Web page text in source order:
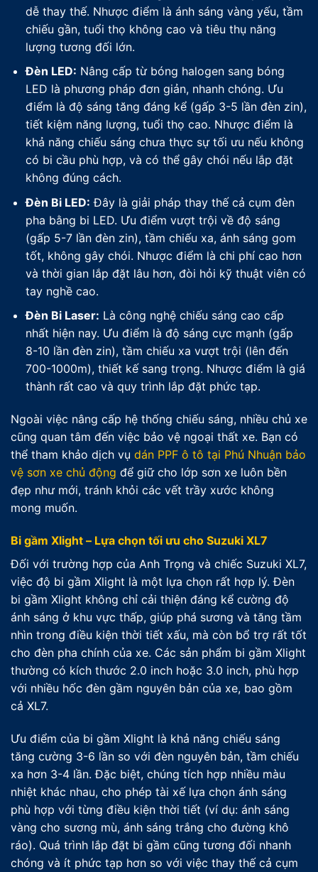
dễ thay thế. Nhược điểm là ánh sáng vàng yếu, tầm
chiếu gần, tuổi thọ không cao và tiêu thụ năng
lượng tương đối lớn.
Đèn LED: Nâng cấp từ bóng halogen sang bóng
LED là phương pháp đơn giản, nhanh chóng. Ưu
điểm là độ sáng tăng đáng kể (gấp 3-5 lần đèn zin),
tiết kiệm năng lượng, tuổi thọ cao. Nhược điểm là
khả năng chiếu sáng chưa thực sự tối ưu nếu không
có bi cầu phù hợp, và có thể gây chói nếu lắp đặt
không đúng cách.
Đèn Bi LED: Đây là giải pháp thay thế cả cụm đèn
pha bằng bi LED. Ưu điểm vượt trội về độ sáng
(gấp 5-7 lần đèn zin), tầm chiếu xa, ánh sáng gom
tốt, không gây chói. Nhược điểm là chi phí cao hơn
và thời gian lắp đặt lâu hơn, đòi hỏi kỹ thuật viên có
tay nghề cao.
Đèn Bi Laser: Là công nghệ chiếu sáng cao cấp
nhất hiện nay. Ưu điểm là độ sáng cực mạnh (gấp
8-10 lần đèn zin), tầm chiếu xa vượt trội (lên đến
700-1000m), thiết kế sang trọng. Nhược điểm là giá
thành rất cao và quy trình lắp đặt phức tạp.
Ngoài việc nâng cấp hệ thống chiếu sáng, nhiều chủ xe
cũng quan tâm đến việc bảo vệ ngoại thất xe. Bạn có
thể tham khảo dịch vụ dán PPF ô tô tại Phú Nhuận bảo
vệ sơn xe chủ động để giữ cho lớp sơn xe luôn bền
đẹp như mới, tránh khỏi các vết trầy xước không
mong muốn.
Bi gầm Xlight – Lựa chọn tối ưu cho Suzuki XL7
Đối với trường hợp của Anh Trọng và chiếc Suzuki XL7,
việc độ bi gầm Xlight là một lựa chọn rất hợp lý. Đèn
bi gầm Xlight không chỉ cải thiện đáng kể cường độ
ánh sáng ở khu vực thấp, giúp phá sương và tăng tầm
nhìn trong điều kiện thời tiết xấu, mà còn bổ trợ rất tốt
cho đèn pha chính của xe. Các sản phẩm bi gầm Xlight
thường có kích thước 2.0 inch hoặc 3.0 inch, phù hợp
với nhiều hốc đèn gầm nguyên bản của xe, bao gồm
cả XL7.
Ưu điểm của bi gầm Xlight là khả năng chiếu sáng
tăng cường 3-6 lần so với đèn nguyên bản, tầm chiếu
xa hơn 3-4 lần. Đặc biệt, chúng tích hợp nhiều màu
nhiệt khác nhau, cho phép tài xế lựa chọn ánh sáng
phù hợp với từng điều kiện thời tiết (ví dụ: ánh sáng
vàng cho sương mù, ánh sáng trắng cho đường khô
ráo). Quá trình lắp đặt bi gầm cũng tương đối nhanh
chóng và ít phức tạp hơn so với việc thay thế cả cụm